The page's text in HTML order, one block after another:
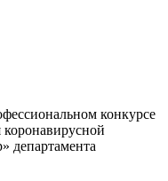
конкурсе
департамента